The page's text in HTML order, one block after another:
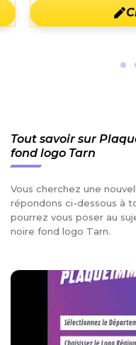
Tout savoir sur
fond logo Tarn
Vous cherchez une
répondons ci-dessous à
pourrez vous poser au
noire fond logo Tarn.